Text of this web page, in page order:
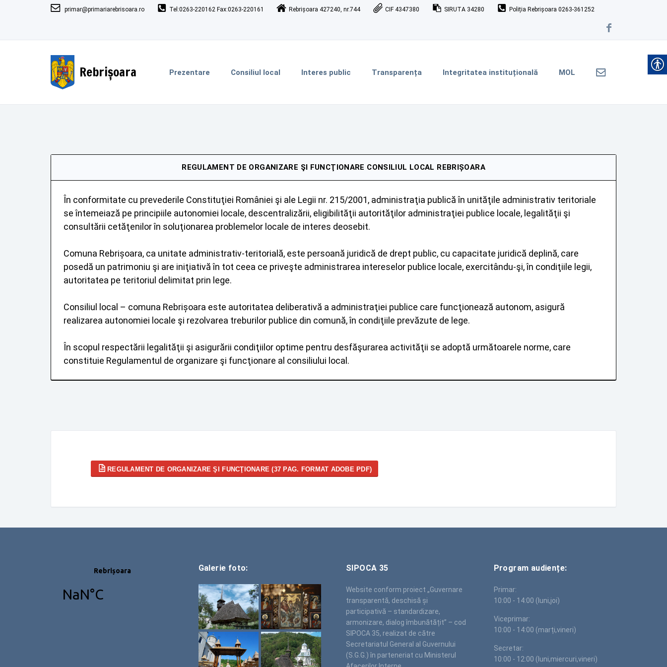
primar@primariarebrisoara.ro Tel:0263-220162 Fax:0263-220161 Rebrișoara 427240, nr.744 CIF 4347380 SIRUTA 34280 Poliția Rebrișoara 0263-361252
Rebrișoara Prezentare Consiliul local Interes public Transparența Integritatea instituțională MOL
REGULAMENT DE ORGANIZARE ŞI FUNCŢIONARE CONSILIUL LOCAL REBRIȘOARA
În conformitate cu prevederile Constituţiei României şi ale Legii nr. 215/2001, administraţia publică în unităţile administrativ teritoriale
se întemeiază pe principiile autonomiei locale, descentralizării, eligibilităţii autorităţilor administraţiei publice locale, legalităţii şi
consultării cetăţenilor în soluţionarea problemelor locale de interes deosebit.
Comuna Rebrișoara, ca unitate administrativ-teritorială, este persoană juridică de drept public, cu capacitate juridică deplină, care
posedă un patrimoniu şi are iniţiativă în tot ceea ce priveşte administrarea intereselor publice locale, exercitându-şi, în condiţiile legii,
autoritatea pe teritoriul delimitat prin lege.
Consiliul local – comuna Rebrișoara este autoritatea deliberativă a administraţiei publice care funcţionează autonom, asigură
realizarea autonomiei locale şi rezolvarea treburilor publice din comună, în condiţiile prevăzute de lege.
În scopul respectării legalităţii şi asigurării condiţiilor optime pentru desfăşurarea activităţii se adoptă următoarele norme, care
constituie Regulamentul de organizare şi funcţionare al consiliului local.
REGULAMENT DE ORGANIZARE ŞI FUNCŢIONARE (37 PAG. FORMAT ADOBE PDF)
Galerie foto: SIPOCA 35
Website conform proiect „Guvernare
transparentă, deschisă și
participativă – standardizare,
armonizare, dialog îmbunătățit” – cod
SIPOCA 35, realizat de către
Secretariatul General al Guvernului
(S.G.G.) în parteneriat cu Ministerul
Program audiențe:
Primar:
10:00 - 14:00 (luni,joi)
Viceprimar:
10:00 - 14:00 (marți,vineri)
Secretar:
10:00 - 12:00 (luni,miercuri,vineri)